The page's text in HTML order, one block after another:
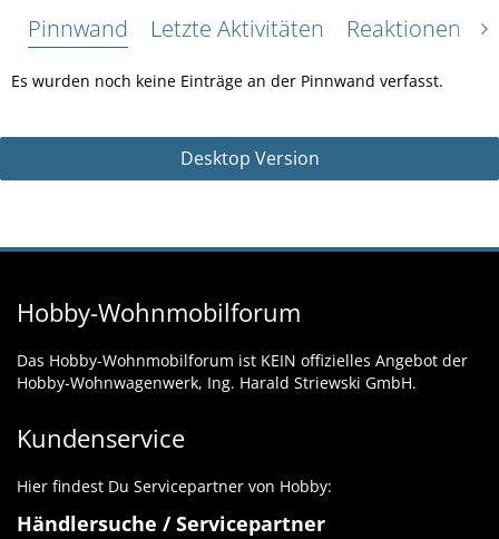
Pinnwand Letzte Aktivitäten Reaktionen
Es wurden noch keine Einträge an der Pinnwand verfasst.
Desktop Version
Hobby-Wohnmobilforum
Das Hobby-Wohnmobilforum ist KEIN offizielles Angebot der
Hobby-Wohnwagenwerk, Ing. Harald Striewski GmbH.
Kundenservice
Hier findest Du Servicepartner von Hobby:
Händlersuche / Servicepartner